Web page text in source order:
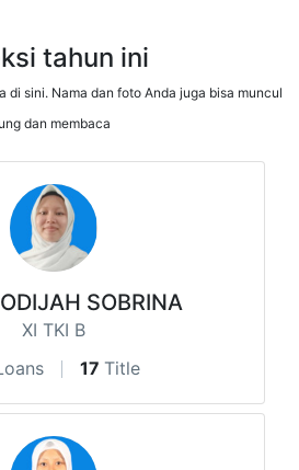
tahun ini
di sini. Nama dan foto Anda juga bisa muncul
dan membaca
SOBRINA
XI TKI B
17 Title